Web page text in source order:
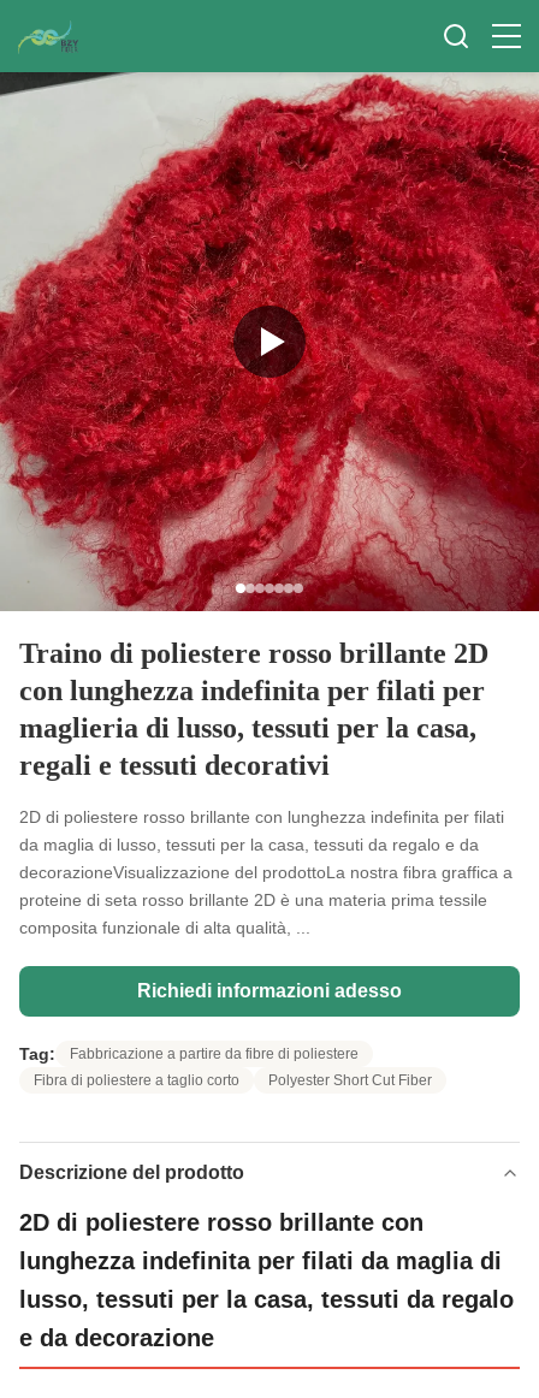
Traino di poliestere rosso brillante 2D
con lunghezza indefinita per filati per
maglieria di lusso, tessuti per la casa,
regali e tessuti decorativi
2D di poliestere rosso brillante con lunghezza indefinita per filati
da maglia di lusso, tessuti per la casa, tessuti da regalo e da
decorazioneVisualizzazione del prodottoLa nostra fibra graffica a
proteine di seta rosso brillante 2D è una materia prima tessile
composita funzionale di alta qualità, ...
Richiedi informazioni adesso
Tag:
Fabbricazione a partire da fibre di poliestere
Fibra di poliestere a taglio corto
Polyester Short Cut Fiber
Descrizione del prodotto
2D di poliestere rosso brillante con
lunghezza indefinita per filati da maglia di
lusso, tessuti per la casa, tessuti da regalo
e da decorazione